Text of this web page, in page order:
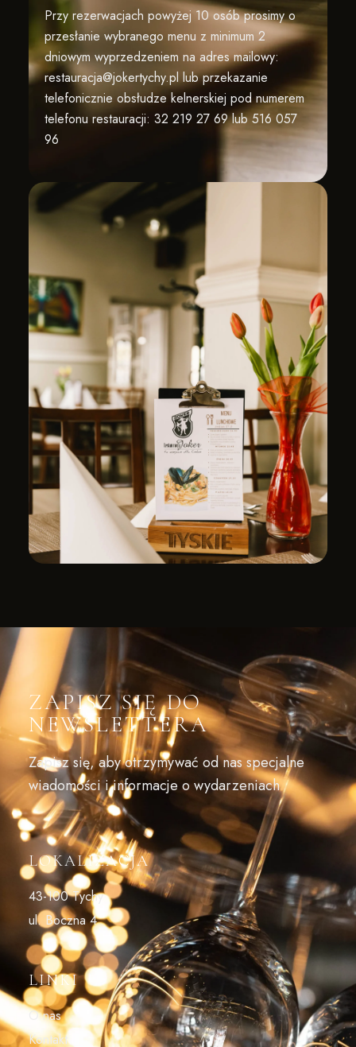
Przy rezerwacjach powyżej 10 osób prosimy o
przesłanie wybranego menu z minimum 2
dniowym wyprzedzeniem na adres mailowy:
restauracja@jokertychy.pllub przekazanie
telefonicznie obsłudze kelnerskiej pod numerem
telefonu restauracji: 32 219 27 69 lub516 057
96
ZAPISZ SIĘ DO
NEWSLETTERA
Zapisz się, aby otrzymywać od nas specjalne
wiadomości i informacje o wydarzeniach
LOKALIZACJA
43-100 Tychy
ul. Boczna 4
LINKI
O nas
Kontakt